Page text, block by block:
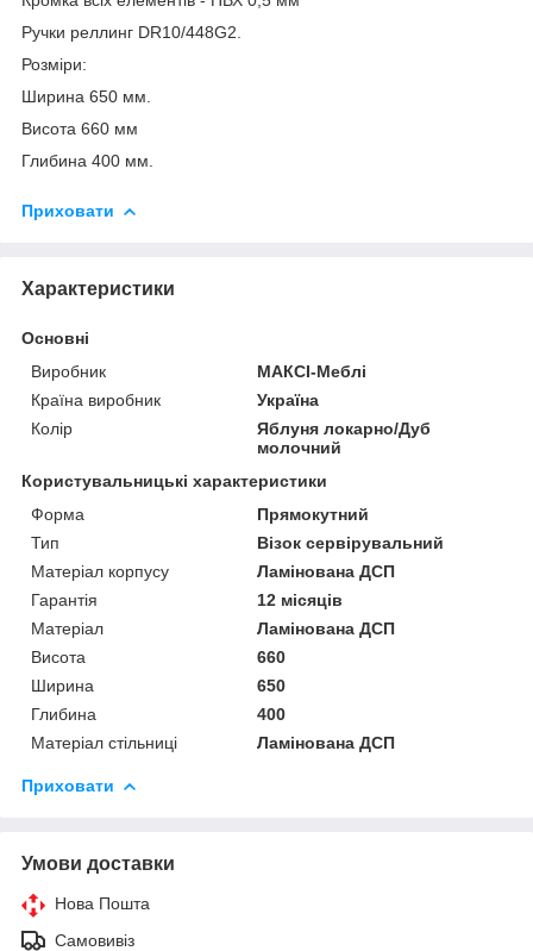
Ручки реллинг DR10/448G2.
Розміри:
Ширина 650 мм.
Висота 660 мм
Глибина 400 мм.
Приховати
Характеристики
Основні
Виробник
МАКСІ-Меблі
Країна виробник
Україна
Колір
Яблуня локарно/Дуб
молочний
Користувальницькі характеристики
Форма
Прямокутний
Тип
Візок сервірувальний
Матеріал корпусу
Ламінована ДСП
Гарантія
12 місяців
Матеріал
Ламінована ДСП
Висота
660
Ширина
650
Глибина
400
Матеріал стільниці
Ламінована ДСП
Приховати
Умови доставки
Нова Пошта
Самовивіз